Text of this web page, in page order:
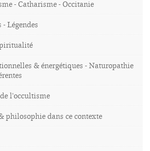
- Catharisme - Occitanie
Légendes
& énergétiques - Naturopathie
l'occultisme
philosophie dans ce contexte